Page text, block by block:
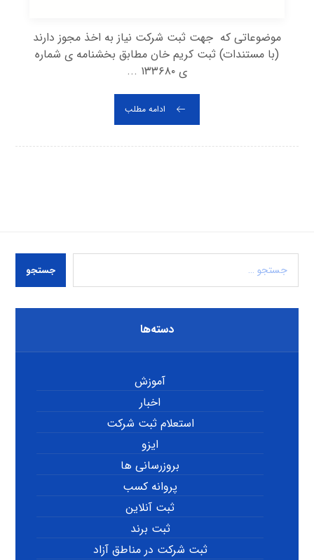
موضوعاتی که جهت ثبت شرکت نیاز به اخذ مجوز دارند
(با مستندات) ثبت کریم خان مطابق بخشنامه ی شماره
ی ۱۳۳۶۸۰ ...
ادامه مطلب
جستجو
دسته‌ها
آموزش
اخبار
استعلام ثبت شرکت
ایزو
بروزرسانی ها
پروانه کسب
ثبت آنلاین
ثبت برند
ثبت شرکت در مناطق آزاد